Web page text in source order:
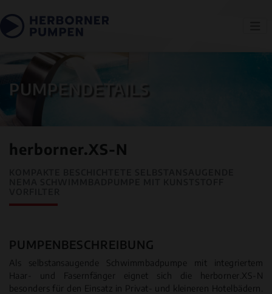
PUMPENDETAILS
herborner.XS-N
PUMPENBESCHREIBUNG
Als selbstansaugende Schwimmbadpumpe mit integriertem
Haar- und Fasernfänger eignet sich die herborner.XS-N
besonders für den Einsatz in Privat- und kleineren Hotelbädern.